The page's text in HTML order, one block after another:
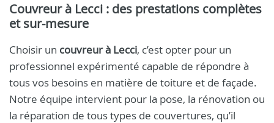
Couvreur à Lecci : des prestations complètes
et sur-mesure
Choisir un couvreur à Lecci, c’est opter pour un
professionnel expérimenté capable de répondre à
tous vos besoins en matière de toiture et de façade.
Notre équipe intervient pour la pose, la rénovation ou
la réparation de tous types de couvertures, qu’il